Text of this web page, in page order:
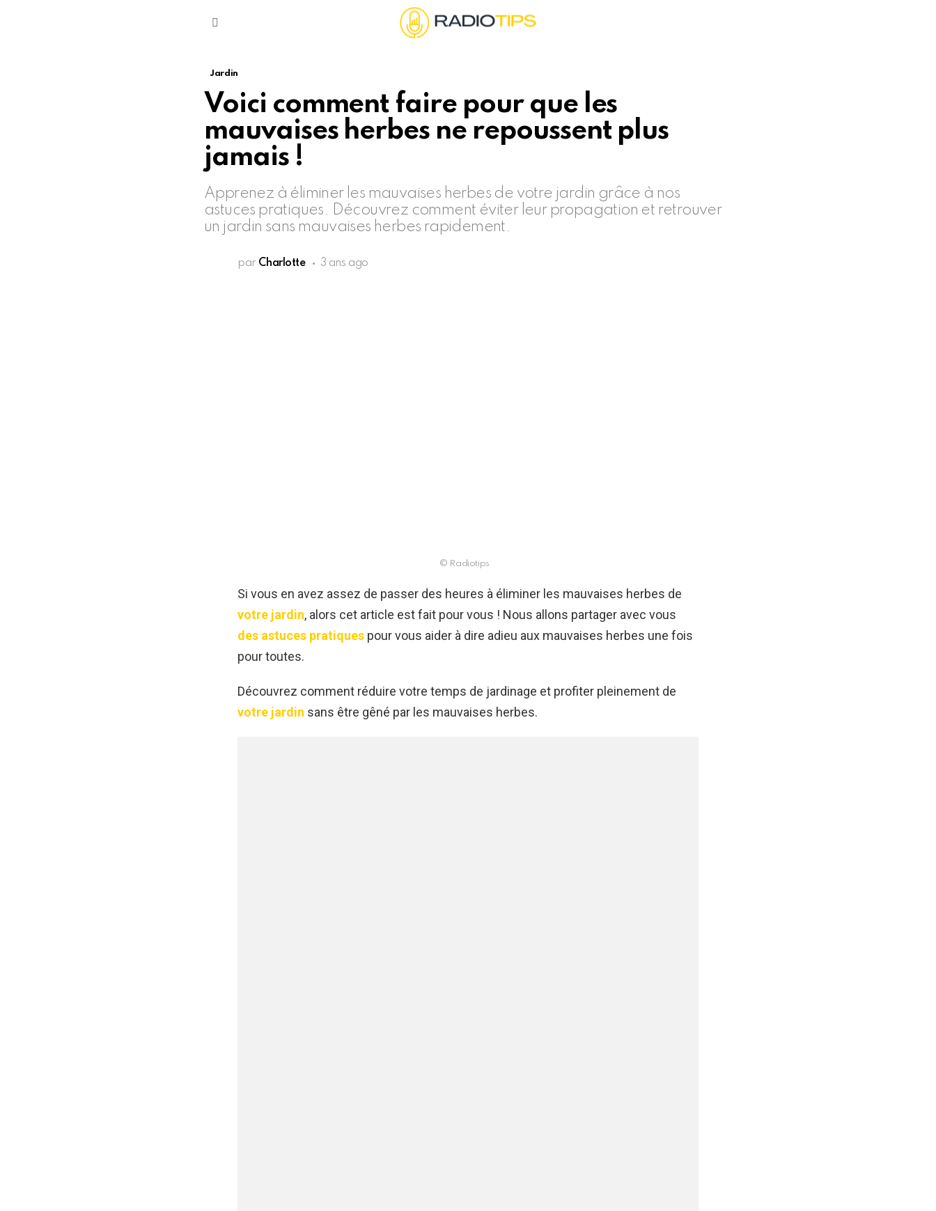
Jardin
Voici comment faire pour que les
mauvaises herbes ne repoussent plus
jamais !
Apprenez à éliminer les mauvaises herbes de votre jardin grâce à nos
astuces pratiques. Découvrez comment éviter leur propagation et retrouver
un jardin sans mauvaises herbes rapidement.
par Charlotte 3 ans ago
© Radiotips
Si vous en avez assez de passer des heures à éliminer les mauvaises herbes de
votre jardin, alors cet article est fait pour vous ! Nous allons partager avec vous
des astuces pratiques pour vous aider à dire adieu aux mauvaises herbes une fois
pour toutes.
Découvrez comment réduire votre temps de jardinage et profiter pleinement de
votre jardin sans être gêné par les mauvaises herbes.